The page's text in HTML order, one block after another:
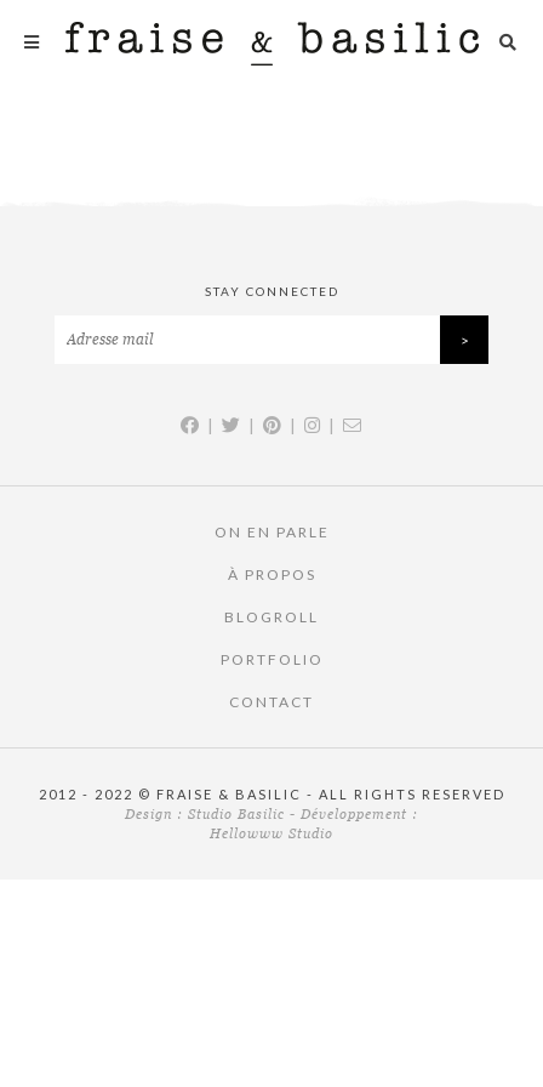
STAY CONNECTED
| | | |
ON EN PARLE
À PROPOS
BLOGROLL
PORTFOLIO
CONTACT
2012 - 2022 © FRAISE & BASILIC - ALL RIGHTS RESERVED
Design : Studio Basilic - Développement :
Hellowww Studio